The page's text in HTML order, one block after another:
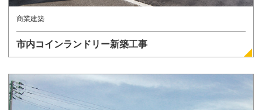
商業建築
市内コインランドリー新築工事